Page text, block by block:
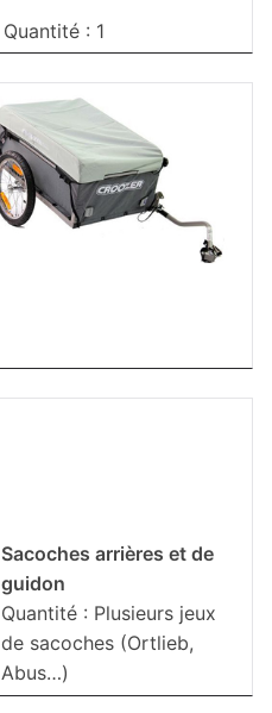
Quantité : 1
Sacoches arrières et de
guidon
Quantité : Plusieurs jeux
de sacoches (Ortlieb,
Abus…)